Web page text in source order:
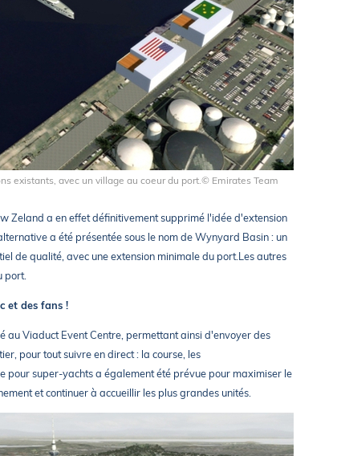
existants, avec un village au coeur du port.© Emirates Team
Zeland a en effet définitivement supprimé l'idée d'extension
a été présentée sous le nom de Wynyard Basin : un
de qualité, avec une extension minimale du port.Les autres
port.
et des fans !
au Viaduct Event Centre, permettant ainsi d'envoyer des
pour tout suivre en direct : la course, les
pour super-yachts a également été prévue pour maximiser le
et continuer à accueillir les plus grandes unités.